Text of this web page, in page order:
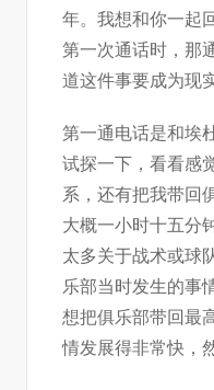
年。我想和你一起
第一次通话时，那
道这件事要成为现
第一通电话是和埃
试探一下，看看感
系，还有把我带回
大概一小时十五分
太多关于战术或球
乐部当时发生的事
想把俱乐部带回最
情发展得非常快，